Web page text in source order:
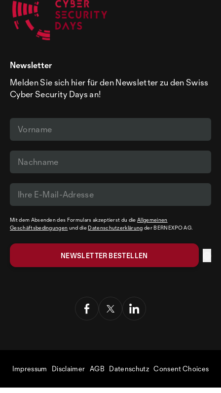
Newsletter
Melden Sie sich hier für den Newsletter zu den Swiss
Cyber Security Days an!
Mit dem Absenden des Formulars akzeptierst du dieAllgemeinen
Geschäftsbedingungen und die Datenschutzerklärung der BERNEXPO AG.
Impressum Disclaimer AGB Datenschutz Consent Choices